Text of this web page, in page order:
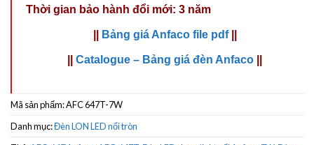
Thời gian bảo hành đổi mới: 3 năm
Bảng giá Anfaco file pdf
Catalogue – Bảng giá đèn Anfaco
Mã sản phẩm:AFC 647T-7W
Danh mục:Đèn LON LED nổi tròn